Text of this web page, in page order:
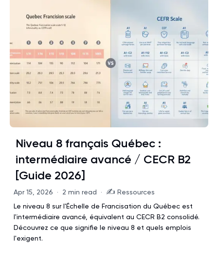
Niveau 8 français Québec :
intermédiaire avancé / CECR B2
[Guide 2026]
Apr 15, 2026 · 2 min read · ✍️ Ressources
Le niveau 8 sur l'Échelle de Francisation du Québec est
l'intermédiaire avancé, équivalent au CECR B2 consolidé.
Découvrez ce que signifie le niveau 8 et quels emplois
l'exigent.